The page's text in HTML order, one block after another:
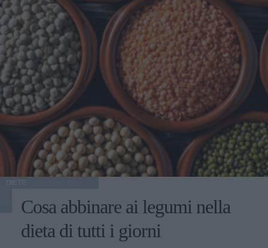
Cosa abbinare ai legumi nella
dieta di tutti i giorni